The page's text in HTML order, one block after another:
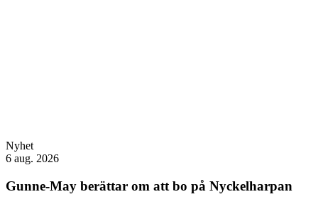
Nyhet
6 aug. 2026
Gunne-May berättar om att bo på Nyckelharpan